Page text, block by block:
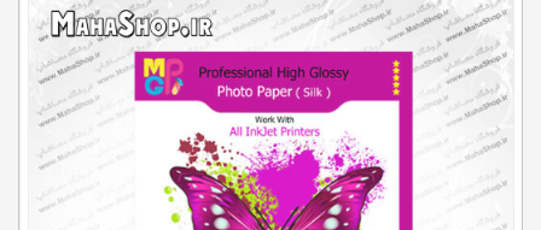
تخفیف‌ها
و
پیشنهادها
تماس